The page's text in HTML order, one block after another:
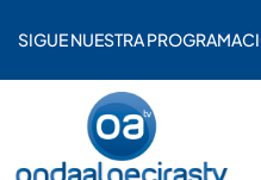
SIGUE NUESTRA